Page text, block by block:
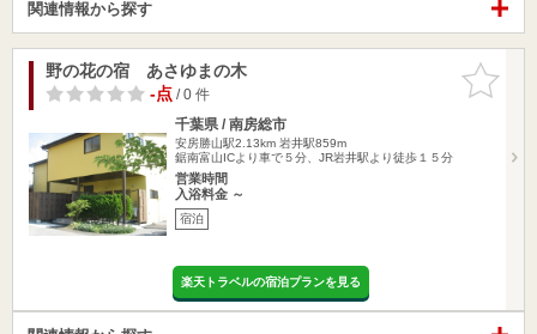
関連情報から探す
お気に入
りに追加
野の花の宿 あさゆまの木
-点/ 0 件
千葉県 / 南房総市
安房勝山駅2.13km 岩井駅859m
鋸南富山ICより車で５分、JR岩井駅より徒歩１５分
営業時間
入浴料金 ～
宿泊
楽天トラベルの宿泊プランを見る